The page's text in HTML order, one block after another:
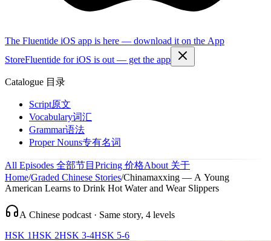
The Fluentide iOS app is here — download it on the App
StoreFluentide for iOS is out — get the app
Catalogue 目录
Script原文
Vocabulary词汇
Grammar语法
Proper Nouns专有名词
All Episodes 全部节目 Pricing 价格About 关于
Home/Graded Chinese Stories/Chinamaxxing — A Young
American Learns to Drink Hot Water and Wear Slippers
A Chinese podcast · Same story, 4 levels
HSK 1HSK 2HSK 3-4HSK 5-6